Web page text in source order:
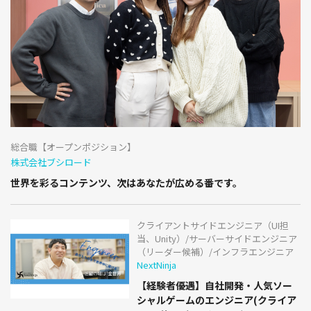
総合職【オープンポジション】
株式会社ブシロード
世界を彩るコンテンツ、次はあなたが広める番です。
クライアントサイドエンジニア（UI担
当、Unity）/サーバーサイドエンジニア
（リーダー候補）/インフラエンジニア
NextNinja
【経験者優遇】自社開発・人気ソー
シャルゲームのエンジニア(クライア